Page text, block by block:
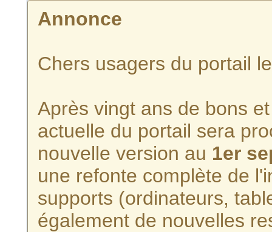
Annonce
Chers usagers du portail
Après vingt ans de bons
actuelle du portail sera
nouvelle version au 1er
une refonte complète de
supports (ordinateurs,
également de nouvelles